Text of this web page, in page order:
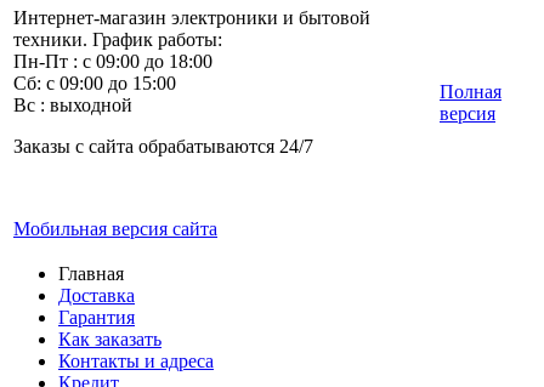
Интернет-магазин электроники и бытовой
техники. График работы:
Пн-Пт : с 09:00 до 18:00
Сб: с 09:00 до 15:00
Вс : выходной
Заказы с сайта обрабатываются 24/7
Мобильная версия сайта
Полная
версия
Главная
Доставка
Гарантия
Как заказать
Контакты и адреса
Кредит